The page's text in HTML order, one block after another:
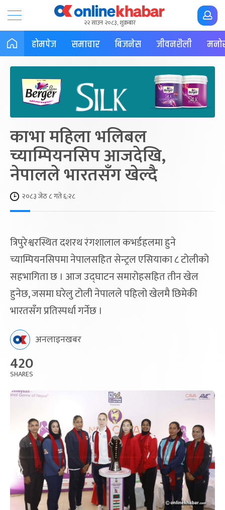
२२ साउन २०८३, शुक्रबार
होमपेज समाचार बिजनेस जीवनशैली
काभा महिला भलिबल
च्याम्पियनसिप आजदेखि,
नेपालले भारतसँग खेल्दै
२०८३ जेठ ८ गते ६:२८
त्रिपुरेश्वरस्थित दशरथ रंगशालाल कभर्डहलमा हुने
च्याम्पियनसिपमा नेपालसहित सेन्ट्रल एसियाका ८ टोलीको
सहभागिता छ । आज उद्घाटन समारोहसहित तीन खेल
हुनेछ, जसमा घरेलु टोली नेपालले पहिलो खेलमै छिमेकी
भारतसँग प्रतिस्पर्धा गर्नेछ ।
अनलाइनखबर
420
SHARES